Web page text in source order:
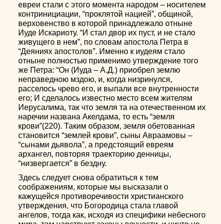
евреи стали с этого момента народом – носителем
контринициации, “проклятой нацией”, общиной,
верховенство в которой принадлежало отныне
Иуде Искариоту. “И стал двор их пуст, и не стало
живущего в нем”, по словам апостола Петра в
“Деяниях апостолов”. Именно к иудеям стало
отныне полностью применимо утверждение того
же Петра: “Он (Иуда – А.Д.) приобрел землю
неправедною мздою, и, когда низринулся,
расселось чрево его, и выпали все внутренности
его; И сделалось известно место всем жителям
Иерусалима, так что земля та на отечественном их
наречии названа Акелдама, то есть “земля
крови”(220). Таким образом, земля обетованная
становится “землей крови”, сыны Авраамовы –
“сынами дьявола”, а предстоящий евреям
архангел, повторяя траекторию денницы,
“низвергается” в бездну.
Здесь следует снова обратиться к тем
соображениям, которые мы высказали о
кажущейся противоречивости христианского
утверждения, что Богородица стала главой
ангелов, тогда как, исходя из специфики небесного